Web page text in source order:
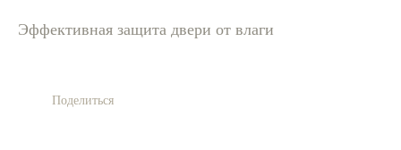
Эффективная защита двери от влаги
Поделиться